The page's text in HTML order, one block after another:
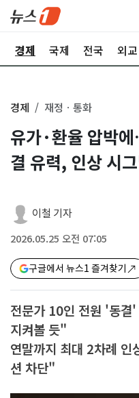
경제 국제 전국 외교
경제 재정ㆍ통화
유가·환율 압박
결 유력, 인상 시
이철 기자
2026.05.25 오전 07:05
구글에서 뉴스1 즐겨찾기
전문가 10인 전원 '동
지켜볼 듯"
연말까지 최대 2차례
션 차단"